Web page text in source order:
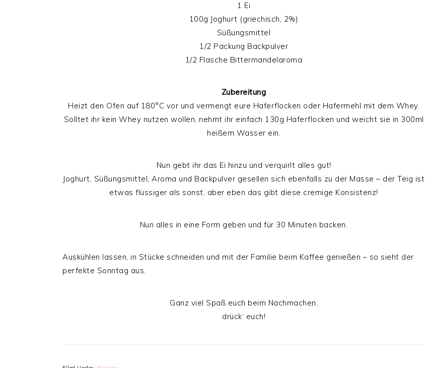
1 Ei
100g Joghurt (griechisch, 2%)
Süßungsmittel
1/2 Packung Backpulver
1/2 Flasche Bittermandelaroma
Zubereitung
Heizt den Ofen auf 180°C vor und vermengt eure Haferflocken oder Hafermehl mit dem Whey.
Solltet ihr kein Whey nutzen wollen, nehmt ihr einfach 130g Haferflocken und weicht sie in 300ml
heißem Wasser ein.
Nun gebt ihr das Ei hinzu und verquirlt alles gut!
Joghurt, Süßungsmittel, Aroma und Backpulver gesellen sich ebenfalls zu der Masse – der Teig ist
etwas flüssiger als sonst, aber eben das gibt diese cremige Konsistenz!
Nun alles in eine Form geben und für 30 Minuten backen.
Auskühlen lassen, in Stücke schneiden und mit der Familie beim Kaffee genießen – so sieht der
perfekte Sonntag aus.
Ganz viel Spaß euch beim Nachmachen,
drück‘ euch!